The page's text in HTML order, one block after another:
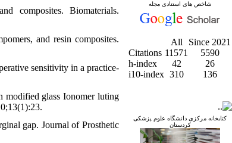
شاخص های استنادی مجله
All
Since 2021
Citations 11571
5590
h-index
42
26
i10-index 310 136
کتابخانه مرکزی دانشگاه علوم پزشکی
کردستان
composites. Biomaterials.
and resin composites.
sensitivity in a practice-
modified glass Ionomer luting
gap. Journal of Prosthetic